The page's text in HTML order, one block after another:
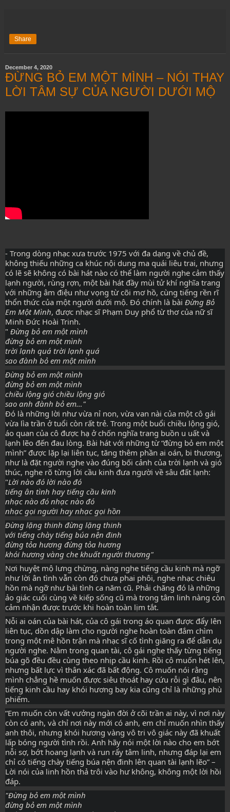
Share
December 4, 2020
ĐỪNG BỎ EM MỘT MÌNH – NÓI THAY
LỜI TÂM SỰ CỦA NGƯỜI DƯỚI MỘ
- Trong dòng nhạc xưa trước 1975 với đa dạng về chủ đề,
không thiếu những ca khúc nội dung ma quái liêu trai, nhưng
có lẽ sẽ không có bài hát nào có thể làm người nghe cảm thấy
lạnh người, rùng rợn, một bài hát đầy mùi tử khí nghĩa trang
với những âm điệu như vọng từ cõi mơ hồ, cùng tiếng rền rĩ
thổn thức của một người dưới mộ. Đó chính là bài Đừng Bỏ
Em Một Mình, được nhạc sĩ Phạm Duy phổ từ thơ của nữ sĩ
Minh Đức Hoài Trinh.
" Đừng bỏ em một mình
đừng bỏ em một mình
trời lạnh quá trời lạnh quá
sao đành bỏ em một mình
Đừng bỏ em một mình
đừng bỏ em một mình
chiều lộng gió chiều lộng gió
Đó là những lời như vừa nỉ non, vừa van nài của một cô gái
vừa lìa trần ở tuổi còn rất trẻ. Trong một buổi chiều lộng gió,
áo quan của cô được hạ ở chốn nghĩa trang buồn u uất và
lạnh lẽo đến đau lòng. Bài hát với những từ “đừng bỏ em một
mình” được lặp lại liên tục, tăng thêm phần ai oán, bi thương,
như là đặt người nghe vào đúng bối cảnh của trời lạnh và gió
thúc, nghe rõ từng lời cầu kinh đưa người về sâu đất lạnh:
"Lời nào đó lời nào đó
tiếng ân tình hay tiếng cầu kinh
nhạc nào đó nhạc nào đó
nhạc gọi người hay nhạc gọi hồn
Đừng lặng thinh đừng lặng thinh
với tiếng chày tiếng búa nện đinh
đừng tỏa hương đừng tỏa hương
khói hương vàng che khuất người thương"
Nơi huyệt mộ lưng chừng, nàng nghe tiếng cầu kinh mà ngỡ
như lời ân tình vẫn còn đó chưa phai phôi, nghe nhạc chiêu
hồn mà ngỡ như bài tình ca năm cũ. Phải chăng đó là những
ảo giác cuối cùng về kiếp sống cũ mà trong tâm linh nàng còn
cảm nhận được trước khi hoàn toàn lịm tắt.
Nỗi ai oán của bài hát, của cô gái trong áo quan được đẩy lên
liên tục, dồn dập làm cho người nghe hoàn toàn đắm chìm
trong một mê hồn trận mà nhạc sĩ cố tình giăng ra để dẫn dụ
người nghe. Nằm trong quan tài, cô gái nghe thấy từng tiếng
búa gõ đều đều cùng theo nhịp cầu kinh. Rồi cô muốn hét lên,
nhưng bất lực vì thân xác đã bất động. Cô muốn nói rằng
mình chẳng hề muốn được siêu thoát hay cứu rỗi gì đâu, nên
tiếng kinh cầu hay khói hương bay kia cũng chỉ là những phù
phiếm.
“Em muốn còn vất vưởng ngàn đời ở cõi trần ai này, vì nơi này
còn có anh, và chỉ nơi này mới có anh, em chỉ muốn nhìn thấy
anh thôi, nhưng khói hương vàng vô tri vô giác này đã khuất
lấp bóng người tình rồi. Anh hãy nói một lời nào cho em bớt
nỗi sợ, bớt hoang lạnh và run rẩy tâm linh, nhưng đáp lại em
chỉ có tiếng chày tiếng búa nện đinh lên quan tài lạnh lẽo” –
Lời nói của linh hồn thả trôi vào hư không, không một lời hồi
đáp.
"Đừng bỏ em một mình
đừng bỏ em một mình